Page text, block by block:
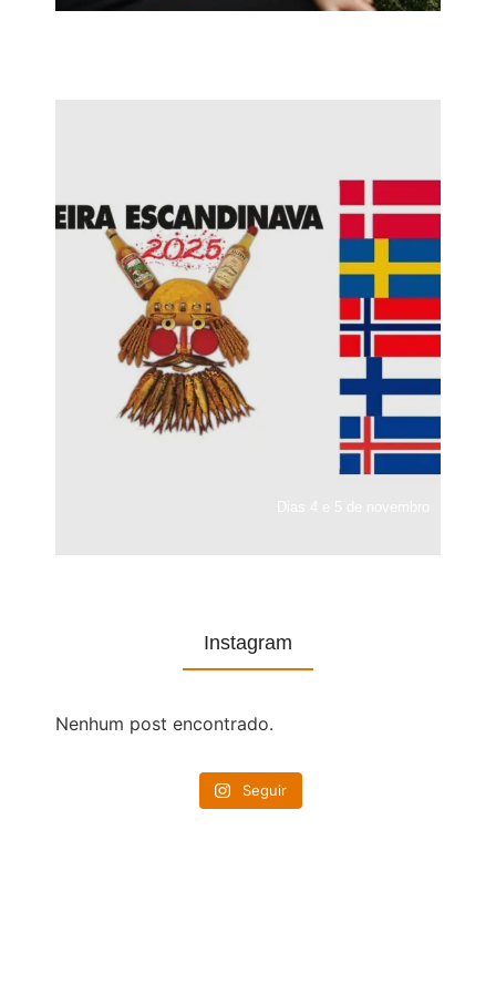
Instagram
Nenhum post encontrado.
Seguir